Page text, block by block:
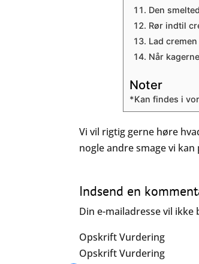
Den
Rør indtil
Lad
Når
Noter
*Kan findes i
Vi vil rigtig gerne høre
nogle andre smage vi
Indsend en
Din e-mailadresse vil ikke
Opskrift Vurdering
Opskrift Vurdering